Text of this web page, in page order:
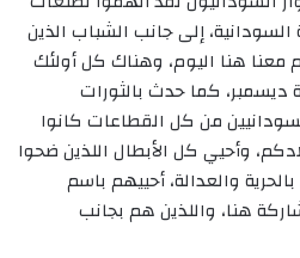
إلى جانب الشباب الذين
معنا هنا اليوم، وهناك كل أولئك
ديسمبر، كما حدث بالثورات
من كل القطاعات كانوا
وأحيي كل الأبطال اللذين ضحوا
والعدالة، أحييهم باسم
هنا، واللذين هم بجانب